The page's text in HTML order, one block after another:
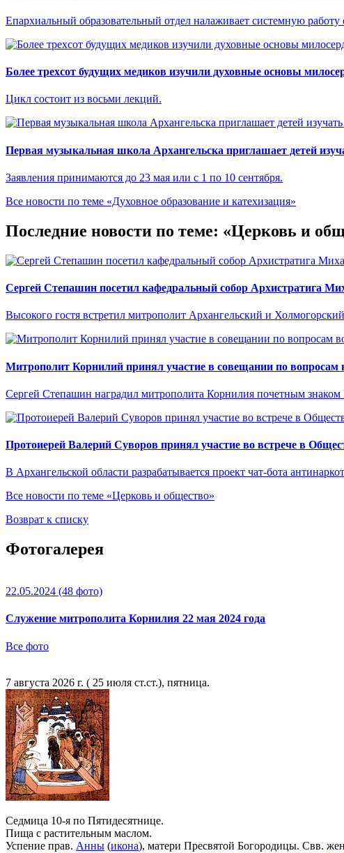
Епархиальный образовательный отдел налаживает системную
Более трехсот будущих медиков изучили духовные основы
Цикл состоит из восьми лекций.
Первая музыкальная школа Архангельска приглашает детей
Заявления принимаются до 23 мая или с 1 по 10 сентября.
Все новости по теме «Духовное образование и катехизация»
Последние новости по теме: «Церковь и
Сергей Степашин посетил кафедральный собор Архистратига
Высокого гостя встретил митрополит Архангельский и
Митрополит Корнилий принял участие в совещании по вопросам
Сергей Степашин наградил митрополита Корнилия почетным
Протоиерей Валерий Суворов принял участие во встрече в
В Архангельской области разрабатывается проект чат-бота
Все новости по теме «Церковь и общество»
Возврат к списку
Фотогалерея
22.05.2024 (48 фото)
Служение митрополита Корнилия 22 мая 2024 года
Все фото
7 августа 2026 г. ( 25 июля ст.ст.), пятница.
Седмица 10-я по Пятидесятнице.
Пища с растительным маслом.
Успение прав. Анны (икона), матери Пресвятой Богородицы. Свв. жен